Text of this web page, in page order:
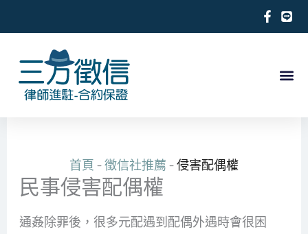
至
首頁 -徵信社推薦 -侵害配偶權
民事侵害配偶權
通姦除罪後，很多元配遇到配偶外遇時會很困